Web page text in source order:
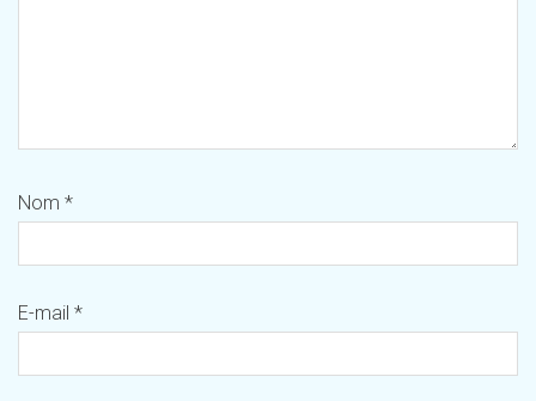
Nom *
E-mail *